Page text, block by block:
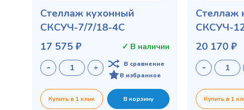
Стеллаж кухонный
СКСУЧ-7/7/18-4С
17 575 ₽
✓ В наличии
В сравнение
В избранное
Купить в 1 клик В корзину
Стеллаж
СКСУЧ-
20 170 ₽
Купить в 1